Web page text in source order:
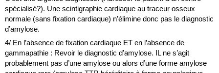
spécialisé?). Une scintigraphie cardiaque au traceur osseux
normale (sans fixation cardiaque) n’élimine donc pas le diagnostic
d’amylose.
4/ En l’absence de fixation cardiaque ET en l’absence de
gammapathie : Revoir le diagnostic d’amylose. IL ne s’agit
probablement pas d’une amylose ou alors d’une forme amylose